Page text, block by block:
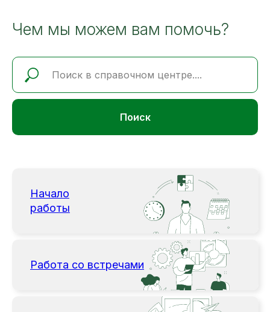
Чем мы можем вам помочь?
Поиск
Начало
работы
Работа со встречами